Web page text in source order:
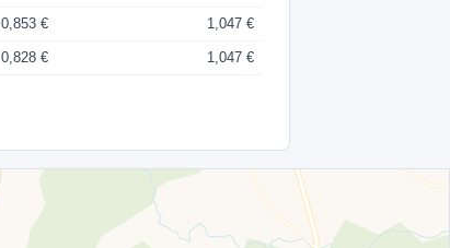
0,853 € 1,047 €
0,828 € 1,047 €